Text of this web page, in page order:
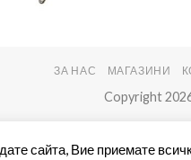
ЗА НАС МАГАЗИНИ
Copyright
сайта, Вие приемате